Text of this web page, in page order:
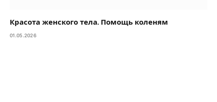
Красота женского тела. Помощь коленям
01.05.2026